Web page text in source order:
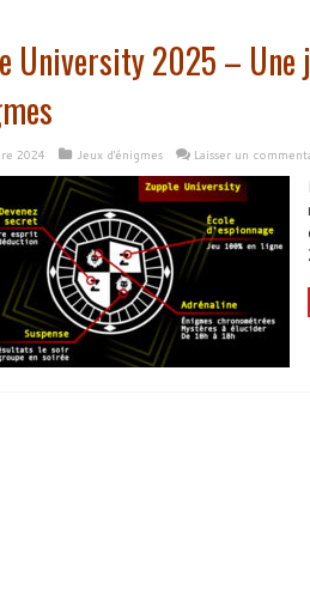
University 2025 – Une
2024 Jeux d'énigmes Laisser un